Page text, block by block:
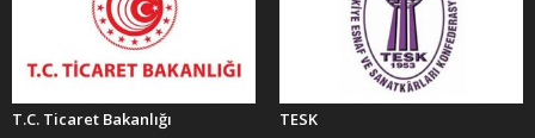
T.C. Ticaret Bakanlığı TESK